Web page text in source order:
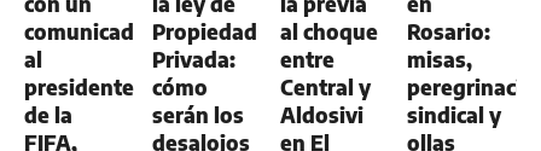
comunicado
al
presidente
de la
FIFA,
Propiedad
Privada:
cómo
serán los
desalojos
al choque
entre
Central y
Aldosivi
en El
Rosario:
misas,
sindical y
ollas